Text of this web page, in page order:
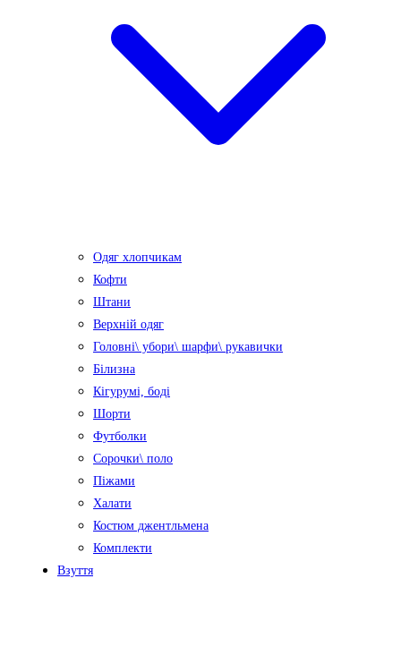
Одяг хлопчикам
Кофти
Штани
Верхній одяг
Головні\ убори\ шарфи\ рукавички
Білизна
Кігурумі, боді
Шорти
Футболки
Сорочки\ поло
Піжами
Халати
Костюм джентльмена
Комплекти
Взуття